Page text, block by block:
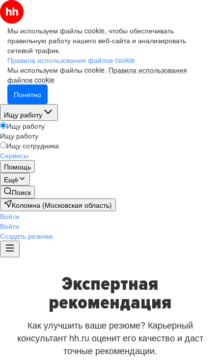
Мы используем файлы cookie, чтобы обеспечивать
правильную работу нашего веб-сайта и анализировать
сетевой трафик.
Правила использования файлов cookie
Мы используем файлы cookie. Правила использования
файлов cookie
Понятно
Ищу работу
Ищу работу
Ищу работу
Ищу сотрудника
Сервисы
Помощь
Ещё
Поиск
Коломна (Московская область)
Войти
Войти
Создать резюме
Экспертная
рекомендация
Как улучшить ваше резюме? Карьерный
консультант hh.ru оценит его качество и даст
точные рекомендации.